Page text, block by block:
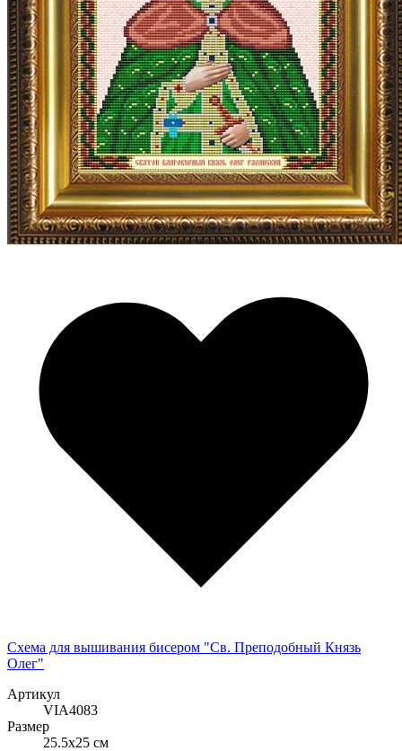
Схема для вышивания бисером "Св. Преподобный Князь
Олег"
Артикул
VIA4083
Размер
25.5x25 см